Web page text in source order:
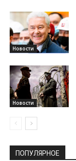
Новости
Новости
ПОПУЛЯРНОЕ